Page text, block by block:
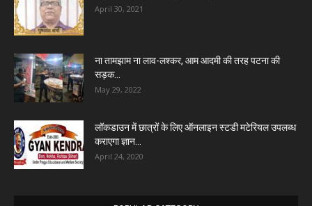
April 30, 2021
ना तामझाम ना लाव-लश्कर, आम आदमी की तरह पटना की
सड़क...
May 29, 2022
लॉकडाउन में छात्रों के लिए ऑनलाइन स्टडी मटेरियल उपलब्ध
कराएगा ज्ञान...
April 24, 2020